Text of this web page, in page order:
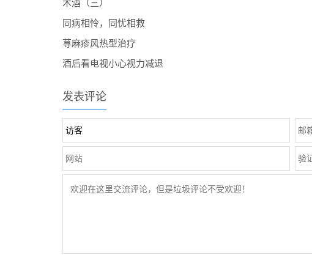
术酒（三）
同病相怜，同忧相救
荨麻疹风热型治疗
酒后看电视小心视力减退
发表评论